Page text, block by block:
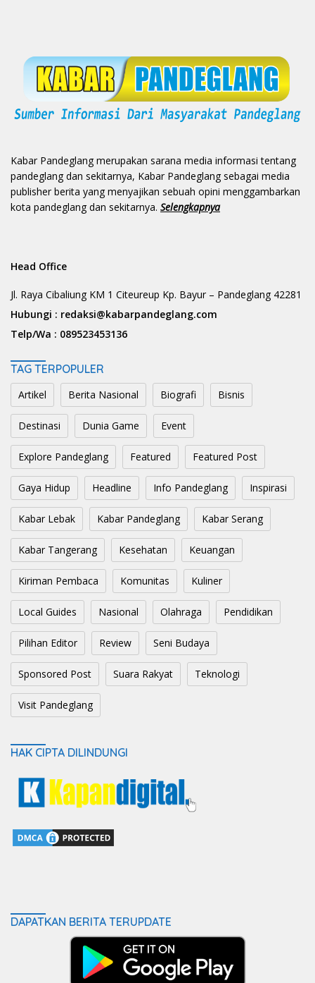
Kabar Pandeglang merupakan sarana media informasi tentang
pandeglang dan sekitarnya, Kabar Pandeglang sebagai media
publisher berita yang menyajikan sebuah opini menggambarkan
kota pandeglang dan sekitarnya. Selengkapnya
Head Office
Jl. Raya Cibaliung KM 1 Citeureup Kp. Bayur – Pandeglang 42281
Hubungi : redaksi@kabarpandeglang.com
Telp/Wa : 089523453136
TAG TERPOPULER
Artikel Berita Nasional Biografi Bisnis
Destinasi Dunia Game Event
Explore Pandeglang Featured Featured Post
Gaya Hidup Headline Info Pandeglang Inspirasi
Kabar Lebak Kabar Pandeglang Kabar Serang
Kabar Tangerang Kesehatan Keuangan
Kiriman Pembaca Komunitas Kuliner
Local Guides Nasional Olahraga Pendidikan
Pilihan Editor Review Seni Budaya
Sponsored Post Suara Rakyat Teknologi
Visit Pandeglang
HAK CIPTA DILINDUNGI
DAPATKAN BERITA TERUPDATE